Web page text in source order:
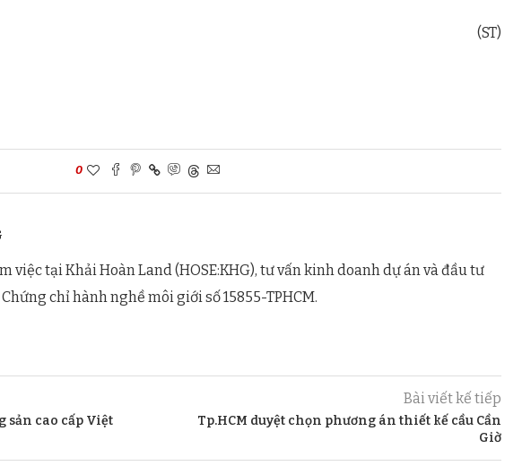
(ST)
0
việc tại Khải Hoàn Land (HOSE:KHG), tư vấn kinh doanh dự án và đầu tư
chỉ hành nghề môi giới số 15855-TPHCM.
sản cao cấp Việt
Bài viết kế tiếp
Tp.HCM duyệt chọn phương án thiết kế cầu Cần
Giờ